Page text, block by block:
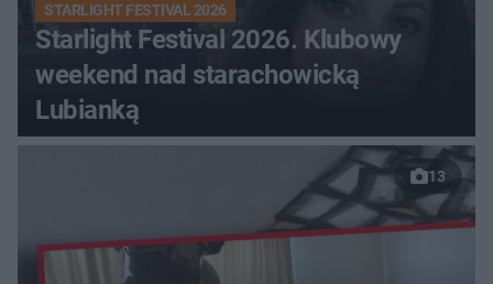
STARLIGHT FESTIVAL 2026
Starlight Festival 2026. Klubowy
weekend nad starachowicką
Lubianką
13